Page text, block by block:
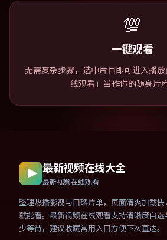
💯
一键观看
无需复杂步骤，选中片目即可进入播
线观看」当作你的随身片
最新视频在线大全
最新视频在线观看
整理热播影视与口碑片单，页面清爽加载
就能看。最新视频在线观看支持清晰度自
少等待，建议收藏常用入口方便下次直达。